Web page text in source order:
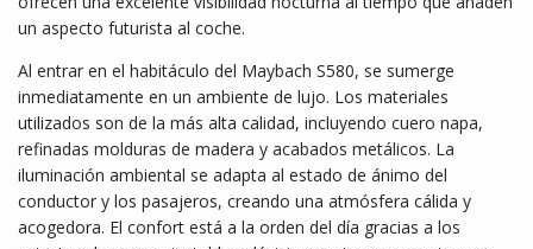
un aspecto futurista al coche.
Al entrar en el habitáculo del Maybach S580, se sumerge
inmediatamente en un ambiente de lujo. Los materiales
utilizados son de la más alta calidad, incluyendo cuero napa,
refinadas molduras de madera y acabados metálicos. La
iluminación ambiental se adapta al estado de ánimo del
conductor y los pasajeros, creando una atmósfera cálida y
acogedora. El confort está a la orden del día gracias a los